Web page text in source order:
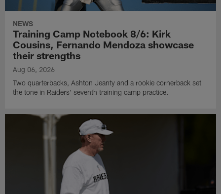
NEWS
Training Camp Notebook 8/6: Kirk
Cousins, Fernando Mendoza showcase
their strengths
Aug 06, 2026
Two quarterbacks, Ashton Jeanty and a rookie cornerback set
the tone in Raiders' seventh training camp practice.